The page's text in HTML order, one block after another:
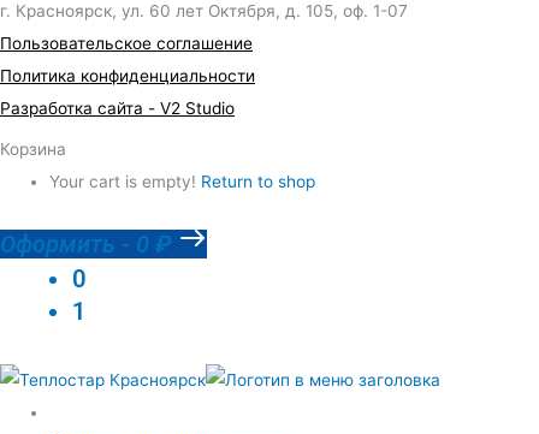
г. Красноярск, ул. 60 лет Октября, д. 105, оф. 1-07
Пользовательское соглашение
Политика конфиденциальности
Разработка сайта - V2 Studio
Корзина
Your cart is empty! Return to shop
Оформить - 0 ₽
0
1